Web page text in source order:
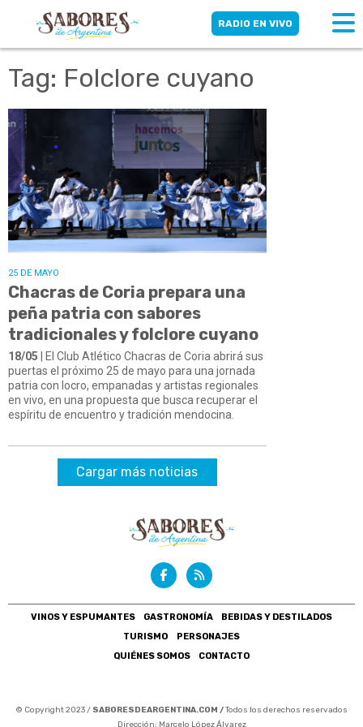
RADIO EN VIVO
Tag: Folclore cuyano
25 DE MAYO
Chacras de Coria prepara una
peña patria con sabores
tradicionales y folclore cuyano
18/05 | El Club Atlético Chacras de Coria abrirá sus
puertas el próximo 25 de mayo para una jornada
patria con locro, empanadas y artistas regionales
en vivo, en una propuesta que busca recuperar el
espíritu de encuentro y tradición mendocina.
Cargar más noticias
VINOS Y ESPUMANTES GASTRONOMÍA
BEBIDAS Y DESTILADOS
TURISMO
PERSONAJES
QUIÉNES SOMOS
CONTACTO
© Copyright 2023 / SABORESDEARGENTINA.COM /Todos los derechos reservados
Dirección: Marcelo López Álvarez